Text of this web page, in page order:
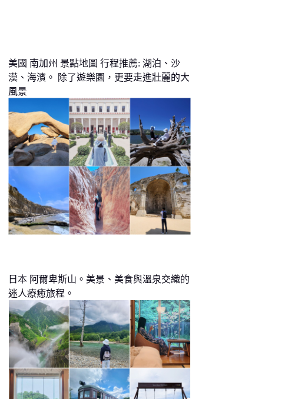
美國 南加州 景點地圖 行程推薦: 湖泊、沙
漠、海濱。 除了遊樂園，更要走進壯麗的大
風景
日本 阿爾卑斯山。美景、美食與溫泉交織的
迷人療癒旅程。